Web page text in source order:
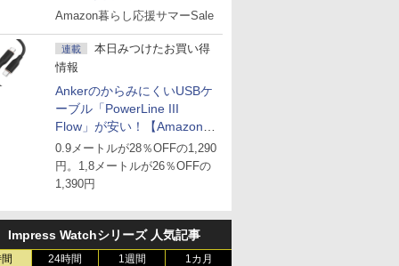
Air」256GB版が139,800円な
Amazon暮らし応援サマーSale
連載
本日みつけたお買い得
情報
AnkerのからみにくいUSBケ
ーブル「PowerLine III
Flow」が安い！【Amazon暮
らし応援サマーSale】
0.9メートルが28％OFFの1,290
円。1,8メートルが26％OFFの
1,390円
Impress Watchシリーズ 人気記事
24時間 1週間 1カ月